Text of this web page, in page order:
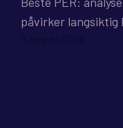
påvirker langsiktig
7. august 2026